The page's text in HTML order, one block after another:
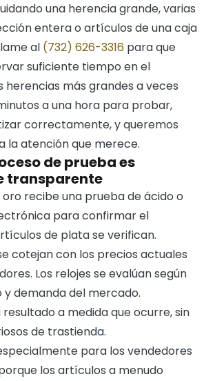
una herencia grande, varias
entera o artículos de una caja
al (732) 626-3316 para que
suficiente tiempo en el
herencias más grandes a veces
a una hora para probar,
correctamente, y queremos
la atención que merece.
de prueba es
transparente
recibe una prueba de ácido o
para confirmar el
de plata se verifican.
cotejan con los precios actuales
Los relojes se evalúan según
y demanda del mercado.
a medida que ocurre, sin
de trastienda.
para los vendedores
los artículos a menudo